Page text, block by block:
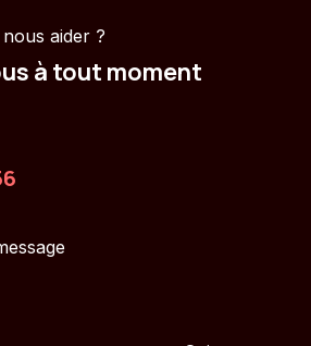
aider ?
à tout moment